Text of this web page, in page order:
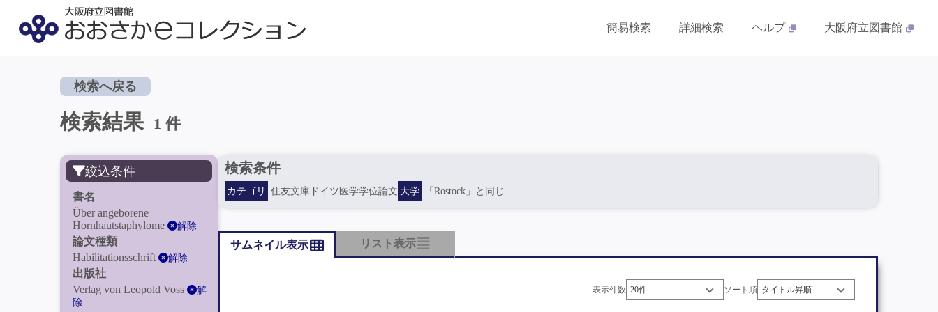
簡易検索 詳細検索 ヘルプ 大阪府立図書館
検索へ戻る
検索結果 1 件
絞込条件
書名
Über angeborene
Hornhautstaphylome
解除
論文種類
Habilitationsschrift
解除
出版社
Verlag von Leopold Voss
解
除
検索条件
カテゴリ 住友文庫ドイツ医学学位論文 大学 「Rostock」と同じ
サムネイル表示 リスト表示
表示件数 ソート順